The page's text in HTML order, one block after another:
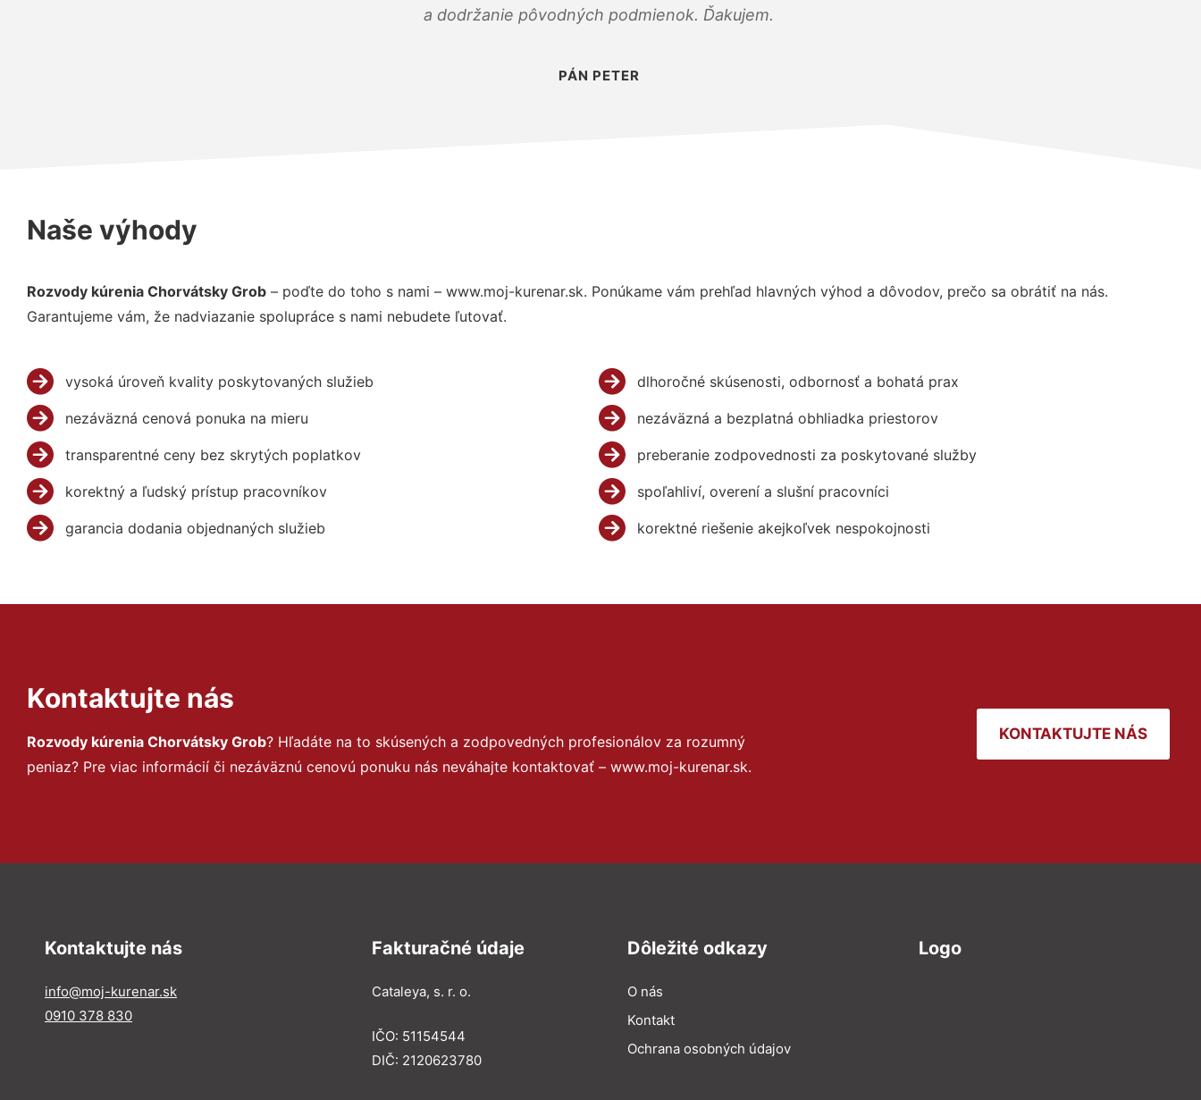
a dodržanie pôvodných podmienok. Ďakujem.
PÁN PETER
Naše výhody
Rozvody kúrenia Chorvátsky Grob – poďte do toho s nami – www.moj-kurenar.sk. Ponúkame vám prehľad hlavných výhod a dôvodov, prečo sa obrátiť na nás.
Garantujeme vám, že nadviazanie spolupráce s nami nebudete ľutovať.
vysoká úroveň kvality poskytovaných služieb
nezáväzná cenová ponuka na mieru
transparentné ceny bez skrytých poplatkov
korektný a ľudský prístup pracovníkov
garancia dodania objednaných služieb
dlhoročné skúsenosti, odbornosť a bohatá prax
nezáväzná a bezplatná obhliadka priestorov
preberanie zodpovednosti za poskytované služby
spoľahliví, overení a slušní pracovníci
korektné riešenie akejkoľvek nespokojnosti
Kontaktujte nás
Rozvody kúrenia Chorvátsky Grob? Hľadáte na to skúsených a zodpovedných profesionálov za rozumný
peniaz? Pre viac informácií či nezáväznú cenovú ponuku nás neváhajte kontaktovať – www.moj-kurenar.sk.
KONTAKTUJTE NÁS
Kontaktujte nás
info@moj-kurenar.sk
0910 378 830
Fakturačné údaje
Cataleya, s. r. o.
IČO: 51154544
DIČ: 2120623780
Dôležité odkazy
O nás
Kontakt
Ochrana osobných údajov
Logo